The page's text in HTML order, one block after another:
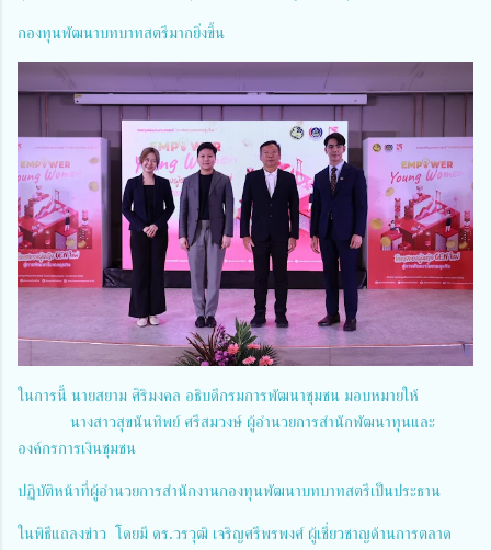
กองทุนพัฒนาบทบาทสตรีมากยิ่งขึ้น
ในการนี้ นายสยาม ศิริมงคล อธิบดีกรมการพัฒนาชุมชน มอบหมายให้
นางสาวสุขนันทิพย์ ศรีสมวงษ์ ผู้อำนวยการสำนักพัฒนาทุนและ
องค์กรการเงินชุมชน
ปฏิบัติหน้าที่ผู้อำนวยการสำนักงานกองทุนพัฒนาบทบาทสตรีเป็นประธาน
ในพิธีแถลงข่าว โดยมี ดร.วรวุฒิ เจริญศรีพรพงศ์ ผู้เชี่ยวชาญด้านการตลาด